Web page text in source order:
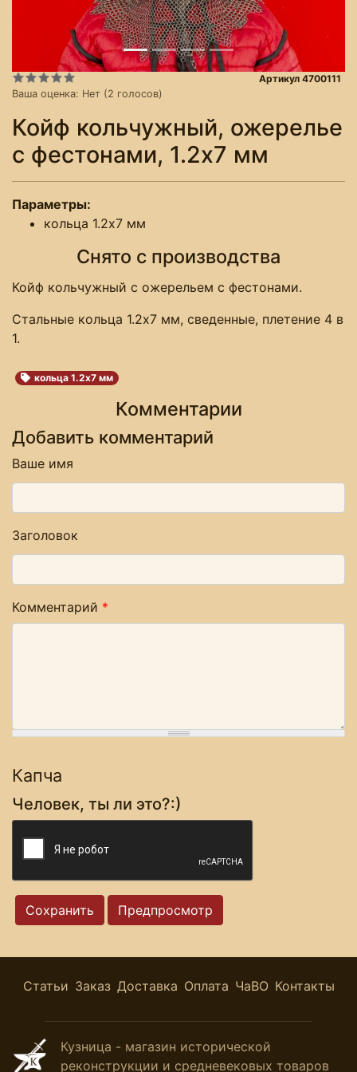
Ваша оценка: Нет (2 голосов)
Артикул 4700111
Койф кольчужный, ожерелье
с фестонами, 1.2х7 мм
Параметры:
кольца 1.2х7 мм
Снято с производства
Койф кольчужный с ожерельем с фестонами.
Стальные кольца 1.2х7 мм, сведенные, плетение 4 в
1.
кольца 1.2х7 мм
Комментарии
Добавить комментарий
Ваше имя
Заголовок
Комментарий *
Капча
Человек, ты ли это?:)
Статьи Заказ Доставка Оплата ЧаВО Контакты
Кузница - магазин исторической
реконструкции и средневековых товаров